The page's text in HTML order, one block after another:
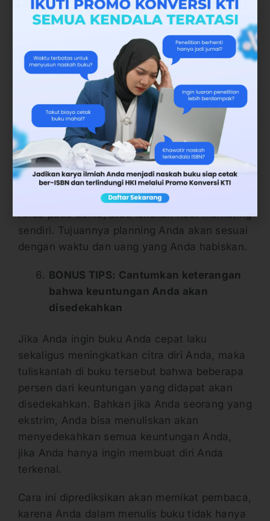
terjadwal dan teratur. Misalkan di grup A anda
sudah sering melakukan promosi, mulailah
pindah ke grup B, dan begitu seterusnya.
Jikalau ternyata di grup A lebih potensial,
perbarui konten-konten promosi Anda menjadi
lebih menarik.
Pada dasarnya, cara menerbitkan buku sendiri
(self Publishing) itu pemasarannya memang
tidak mudah. Dibutuhkan waktu yang tidak
sedikit untuk menguasai pangsa pasar. Jika
Anda punya modal lebih, Sewa agen
marketing untuk membantu meluncurkan buku
Anda pada dunia, atau lakukan riset marketing
sendiri. Tujuannya planning Anda akan sesuai
dengan waktu dan uang yang Anda habiskan.
BONUS TIPS: Cantumkan keterangan
bahwa keuntungan Anda akan
disedekahkan
Jika Anda ingin buku Anda cepat laku
sekaligus meningkatkan citra diri Anda, maka
tuliskanlah di buku tersebut bahwa beberapa
persen dari keuntungan yang didapat akan
disedekahkan. Bahkan jika Anda seorang yang
ekstrim, Anda bisa menuliskan akan
menyedekahkan semua keuntungan Anda,
jika Anda hanya ingin membuat diri Anda
terkenal.
Cara ini diprediksikan akan memikat pembaca,
karena Anda dalam menulis buku tidak hanya